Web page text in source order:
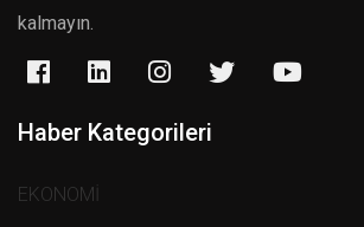
kalmayın.
Haber Kategorileri
EKONOMİ